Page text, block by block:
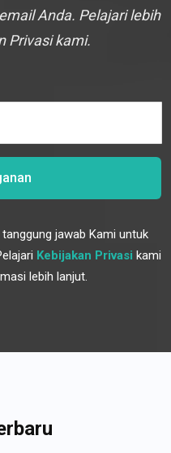
Anda. Pelajari lebih
Privasi kami.
jawab Kami untuk
Kebijakan Privasi kami
lebih lanjut.